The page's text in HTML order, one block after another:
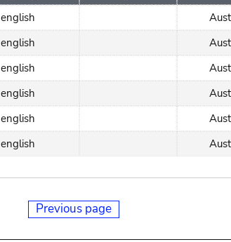
english
english
english
english
english
english
Previous page